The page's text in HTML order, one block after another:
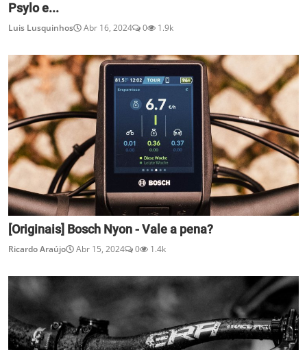
Psylo e...
Luis Lusquinhos Abr 16, 2024 0 1.9k
[Originais] Bosch Nyon - Vale a pena?
Ricardo Araújo Abr 15, 2024 0 1.4k